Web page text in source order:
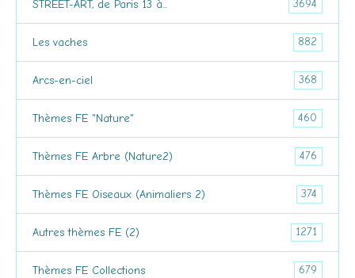
STREET-ART, de Paris 13 à... 3694
Les vaches 882
Arcs-en-ciel 368
Thèmes FE "Nature" 460
Thèmes FE Arbre (Nature2) 476
Thèmes FE Oiseaux (Animaliers 2) 374
Autres thèmes FE (2) 1271
Thèmes FE Collections 679